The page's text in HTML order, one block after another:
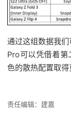
通过这组数据我
Pro可以凭借着
色的散热配置取得
责任编辑：建嘉